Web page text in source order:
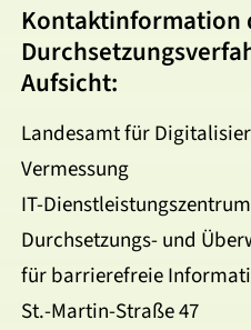
Kontaktinformation
Aufsicht:
Landesamt für
Vermessung
IT-
Durchsetzungs- und
für barrierefreie
St.-Martin-Straße 47